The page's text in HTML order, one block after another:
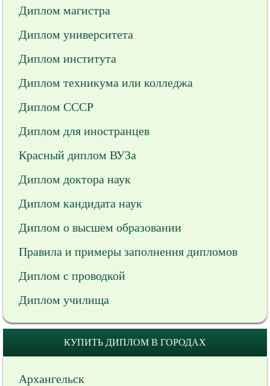
Диплом магистра
Диплом университета
Диплом института
Диплом техникума или колледжа
Диплом СССР
Диплом для иностранцев
Красный диплом ВУЗа
Диплом доктора наук
Диплом кандидата наук
Диплом о высшем образовании
Правила и примеры заполнения дипломов
Диплом с проводкой
Диплом училища
КУПИТЬ ДИПЛОМ В ГОРОДАХ
Архангельск